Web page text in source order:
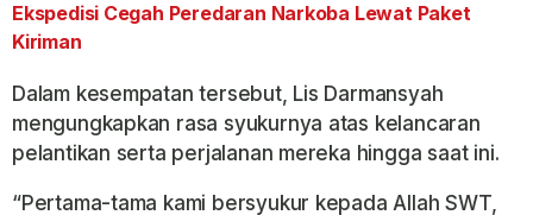
Ekspedisi Cegah Peredaran Narkoba Lewat Paket
Kiriman
Dalam kesempatan tersebut, Lis Darmansyah
mengungkapkan rasa syukurnya atas kelancaran
pelantikan serta perjalanan mereka hingga saat ini.
“Pertama-tama kami bersyukur kepada Allah SWT,